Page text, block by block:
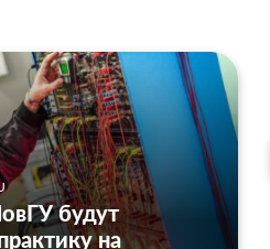
будут
на